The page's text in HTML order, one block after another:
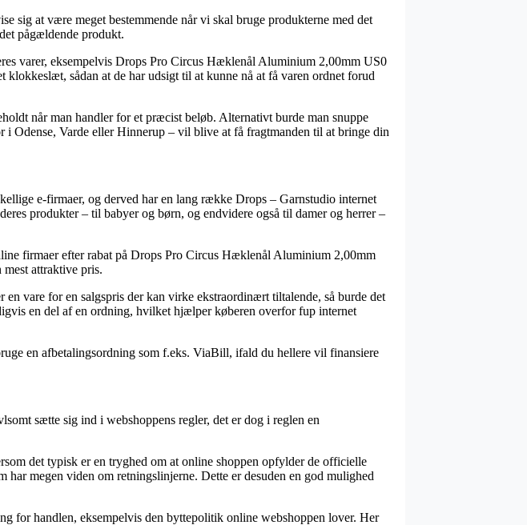
sig at være meget bestemmende når vi skal bruge produkterne med det
pågældende produkt.
varer, eksempelvis Drops Pro Circus Hæklenål Aluminium 2,00mm US0
sådan at de har udsigt til at kunne nå at få varen ordnet forud
når man handler for et præcist beløb. Alternativt burde man snuppe
Varde eller Hinnerup – vil blive at få fragtmanden til at bringe din
e-firmaer, og derved har en lang række Drops – Garnstudio internet
produkter – til babyer og børn, og endvidere også til damer og herrer –
firmaer efter rabat på Drops Pro Circus Hæklenål Aluminium 2,00mm
attraktive pris.
vare for en salgspris der kan virke ekstraordinært tiltalende, så burde det
en del af en ordning, hvilket hjælper køberen overfor fup internet
en afbetalingsordning som f.eks. ViaBill, ifald du hellere vil finansiere
sætte sig ind i webshoppens regler, det er dog i reglen en
det typisk er en tryghed om at online shoppen opfylder de officielle
megen viden om retningslinjerne. Dette er desuden en god mulighed
for handlen, eksempelvis den byttepolitik online webshoppen lover. Her